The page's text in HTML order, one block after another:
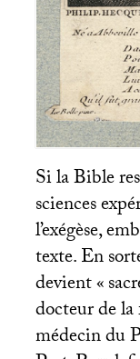
Si la Bible
sciences
l’exégèse,
texte. En
devient «
docteur de
médecin du